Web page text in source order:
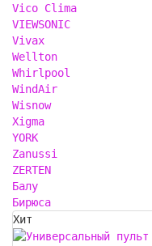
Vico Clima
VIEWSONIC
Vivax
Wellton
Whirlpool
WindAir
Wisnow
Xigma
YORK
Zanussi
ZERTEN
Балу
Бирюса
Хит